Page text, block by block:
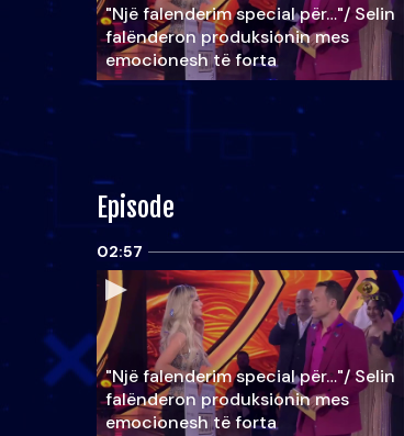
"Një falenderim special për…"/ Selin
falënderon produksionin mes
emocionesh të forta
Episode
02:57
"Një falenderim special për…"/ Selin
falënderon produksionin mes
emocionesh të forta